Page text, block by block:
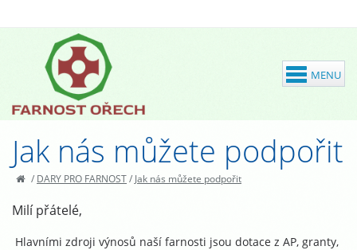
Jak nás můžete podpořit
/ DARY PRO FARNOST/ Jak nás můžete podpořit
Milí přátelé,
Hlavními zdroji výnosů naší farnosti jsou dotace z AP, granty,